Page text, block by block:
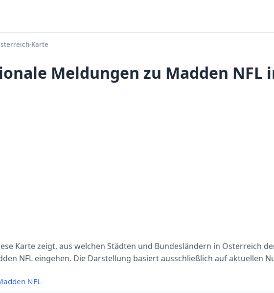
Karte
Meldungen zu Madden NFL
Karte zeigt, aus welchen Städten und Bundesländern in Österreich
NFL eingehen. Die Darstellung basiert ausschließlich auf aktuellen
NFL